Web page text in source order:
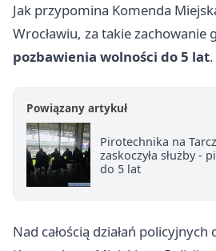
Jak przypomina Komenda
Wrocławiu, za takie zachowanie
pozbawienia wolności do 5 lat.
Powiązany artykuł
Pirotechnika na
zaskoczyła służby -
do 5 lat
Nad całością działań policyjnych